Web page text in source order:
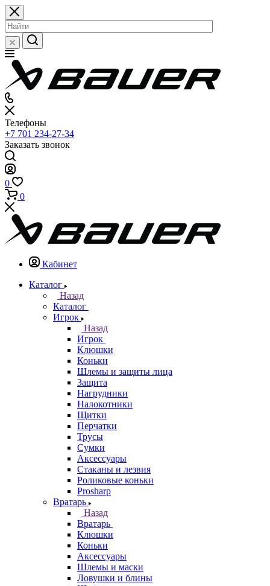
Телефоны
+7 701 234-27-34
Заказать звонок
0
0
Кабинет
Каталог
Назад
Каталог
Игрок
Назад
Игрок
Клюшки
Коньки
Шлемы и защиты лица
Защита
Нагрудники
Налокотники
Щитки
Перчатки
Трусы
Сумки
Аксессуары
Стаканы и лезвия
Роликовые коньки
Prosharp
Вратарь
Назад
Вратарь
Клюшки
Коньки
Аксессуары
Шлемы и маски
Ловушки и блины